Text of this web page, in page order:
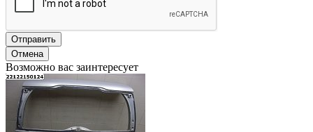
Отправить
Отмена
Возможно вас заинтересует